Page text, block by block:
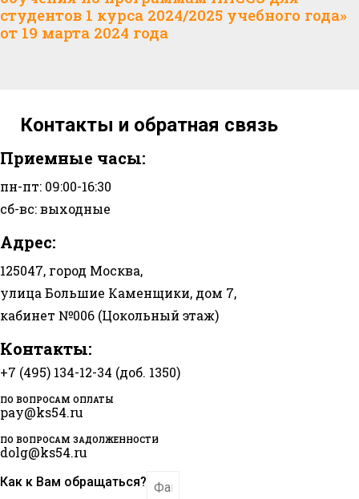
студентов 1 курса 2024/2025 учебного года»
от 19 марта 2024 года
Контакты и обратная связь
Приемные часы:
пн-пт: 09:00-16:30
сб-вс: выходные
Адрес:
125047, город Москва,
улица Большие Каменщики, дом 7,
кабинет №006 (Цокольный этаж)
Контакты:
+7 (495) 134-12-34 (доб. 1350)
ПО ВОПРОСАМ ОПЛАТЫ
pay@ks54.ru
ПО ВОПРОСАМ ЗАДОЛЖЕННОСТИ
dolg@ks54.ru
Как к Вам обращаться?